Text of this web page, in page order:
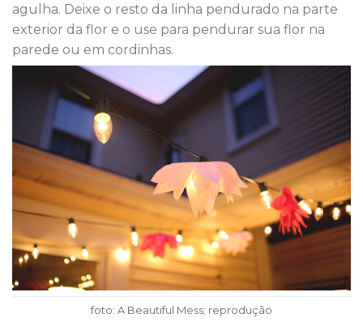
agulha. Deixe o resto da linha pendurado na parte
exterior da flor e o use para pendurar sua flor na
parede ou em cordinhas.
foto: A Beautiful Mess; reprodução